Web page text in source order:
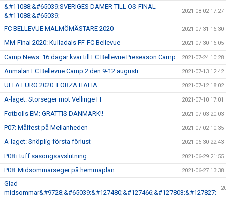
&#11088;&#65039;SVERIGES DAMER TILL OS-FINAL
&#11088;&#65039;
2021-08-02 17:27
FC BELLEVUE MALMÖMÄSTARE 2020 2021-07-31 16:30
MM-Final 2020: Kulladals FF-FC Bellevue 2021-07-30 16:05
Camp News: 16 dagar kvar till FC Bellevue Preseason Camp 2021-07-24 10:28
Anmälan FC Bellevue Camp 2 den 9-12 augusti 2021-07-13 12:42
UEFA EURO 2020: FORZA ITALIA 2021-07-12 18:02
A-laget: Storseger mot Vellinge FF 2021-07-10 17:01
Fotbolls EM: GRATTIS DANMARK!! 2021-07-03 20:03
P07: Målfest på Mellanheden 2021-07-02 10:35
A-laget: Snöplig första förlust 2021-06-30 22:43
P08 i tuff säsongsavslutning 2021-06-29 21:55
P08: Midsommarseger på hemmaplan 2021-06-27 13:38
Glad
midsommar&#9728;&#65039;&#127480;&#127466;&#127803;&#127827;